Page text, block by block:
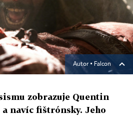
Autor ▪ Falcon
zobrazuje Quentin
navíc fištrónsky. Jeho